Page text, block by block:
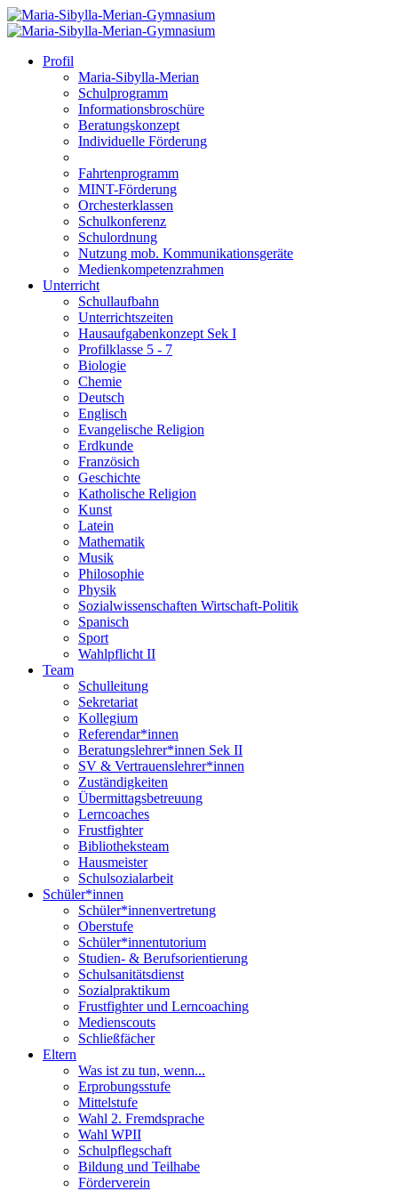
Profil
Maria-Sibylla-Merian
Schulprogramm
Informationsbroschüre
Beratungskonzept
Individuelle Förderung
Fahrtenprogramm
MINT-Förderung
Orchesterklassen
Schulkonferenz
Schulordnung
Nutzung mob. Kommunikationsgeräte
Medienkompetenzrahmen
Unterricht
Schullaufbahn
Unterrichtszeiten
Hausaufgabenkonzept Sek I
Profilklasse 5 - 7
Biologie
Chemie
Deutsch
Englisch
Evangelische Religion
Erdkunde
Französich
Geschichte
Katholische Religion
Kunst
Latein
Mathematik
Musik
Philosophie
Physik
Sozialwissenschaften Wirtschaft-Politik
Spanisch
Sport
Wahlpflicht II
Team
Schulleitung
Sekretariat
Kollegium
Referendar*innen
Beratungslehrer*innen Sek II
SV & Vertrauenslehrer*innen
Zuständigkeiten
Übermittagsbetreuung
Lerncoaches
Frustfighter
Bibliotheksteam
Hausmeister
Schulsozialarbeit
Schüler*innen
Schüler*innenvertretung
Oberstufe
Schüler*innentutorium
Studien- & Berufsorientierung
Schulsanitätsdienst
Sozialpraktikum
Frustfighter und Lerncoaching
Medienscouts
Schließfächer
Eltern
Was ist zu tun, wenn...
Erprobungsstufe
Mittelstufe
Wahl 2. Fremdsprache
Wahl WPII
Schulpflegschaft
Bildung und Teilhabe
Förderverein